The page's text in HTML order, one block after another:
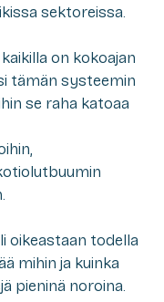
sektoreissa.
on kokoajan
tämän systeemin
se raha katoaa
oikeastaan todella
mihin ja kuinka
pieninä noroina.